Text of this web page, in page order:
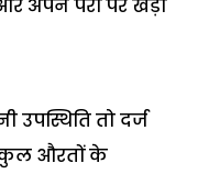
अपने पैरों पर खड़ी
उपस्थिति तो दर्ज
कुल औरतों के